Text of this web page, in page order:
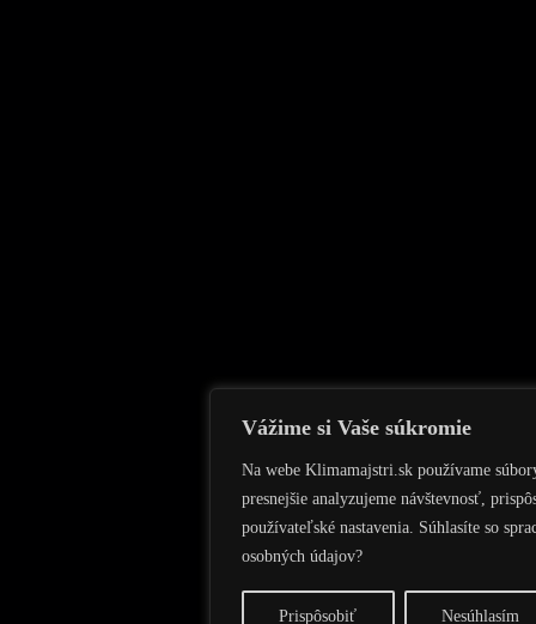
Vážime si Vaše súkromie
Na webe Klimamajstri.sk používame
presnejšie analyzujeme návštevnosť,
používateľské nastavenia. Súhlasíte so
osobných údajov?
Prispôsobiť Nesúhlasím